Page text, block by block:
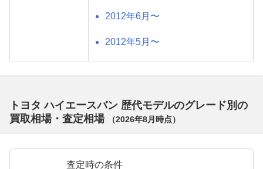
2012年6月〜
2012年5月〜
トヨタ ハイエースバン 歴代モデルのグレード別の
買取相場・査定相場
（2026年8月 時点）
査定時の条件